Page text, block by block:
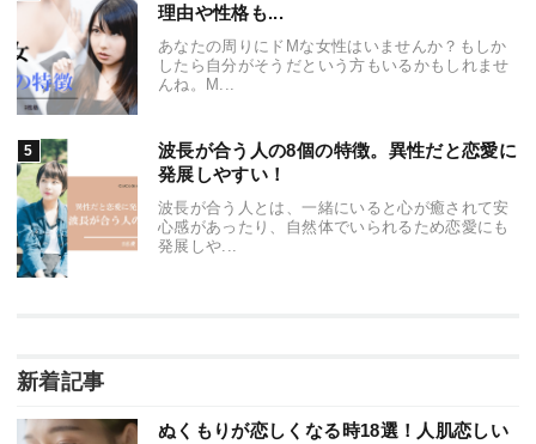
理由や性格も...
あなたの周りにドMな女性はいませんか？もしか
したら自分がそうだという方もいるかもしれませ
んね。M...
波長が合う人の8個の特徴。異性だと恋愛に
発展しやすい！
波長が合う人とは、一緒にいると心が癒されて安
心感があったり、自然体でいられるため恋愛にも
発展しや...
新着記事
ぬくもりが恋しくなる時18選！人肌恋しい